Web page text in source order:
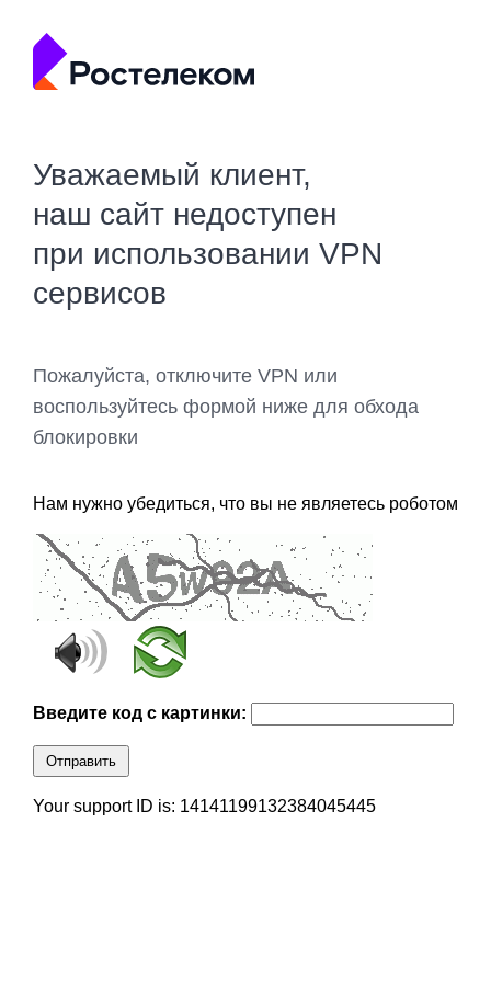
Уважаемый клиент,
наш сайт недоступен
при использовании VPN
сервисов
Пожалуйста, отключите VPN или
воспользуйтесь формой ниже для обхода
блокировки
Нам нужно убедиться, что вы не являетесь роботом
Введите код с картинки:
Отправить
Your support ID is: 14141199132384045445